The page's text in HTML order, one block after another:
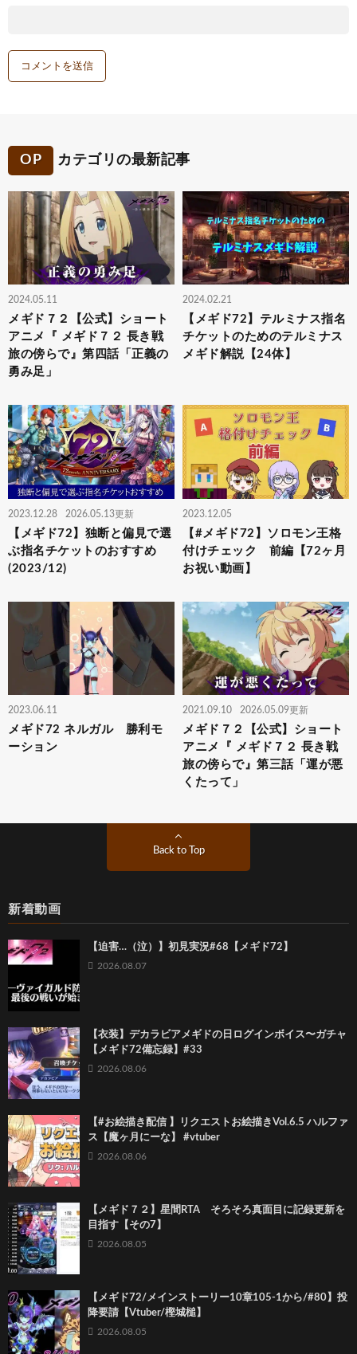
OP カテゴリの最新記事
2024.05.11
メギド７２【公式】ショート
アニメ『 メギド７２ 長き戦
旅の傍らで』第四話「正義の
勇み足」
2024.02.21
【メギド72】テルミナス指名
チケットのためのテルミナス
メギド解説【24体】
2023.12.28 2026.05.13更新
【メギド72】独断と偏見で選
ぶ指名チケットのおすすめ
(2023/12)
2023.12.05
【#メギド72】ソロモン王格
付けチェック 前編【72ヶ月
お祝い動画】
2023.06.11
メギド72 ネルガル 勝利モ
ーション
2021.09.10 2026.05.09更新
メギド７２【公式】ショート
アニメ『 メギド７２ 長き戦
旅の傍らで』第三話「運が悪
くたって」
Back to Top
新着動画
【迫害…（泣）】初見実況#68【メギド72】
2026.08.07
【衣装】デカラビアメギドの日ログインボイス〜ガチャ
【メギド72備忘録】#33
2026.08.06
【#お絵描き配信 】リクエストお絵描きVol.6.5 ハルファ
ス【魔ヶ月にーな】 #vtuber
2026.08.06
【メギド７２】星間RTA そろそろ真面目に記録更新を
目指す【その7】
2026.08.05
【メギド72/メインストーリー10章105-1から/#80】投
降要請【Vtuber/樫城槌】
2026.08.05